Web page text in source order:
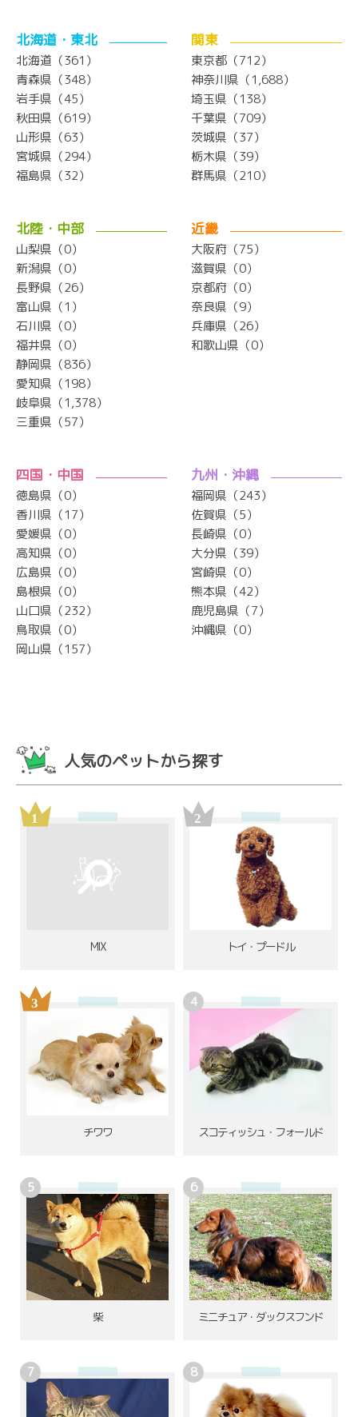
北海道・東北
北海道（361）
青森県（348）
岩手県（45）
秋田県（619）
山形県（63）
宮城県（294）
福島県（32）
関東
東京都（712）
神奈川県（1,688）
埼玉県（138）
千葉県（709）
茨城県（37）
栃木県（39）
群馬県（210）
北陸・中部
山梨県（0）
新潟県（0）
長野県（26）
富山県（1）
石川県（0）
福井県（0）
静岡県（836）
愛知県（198）
岐阜県（1,378）
三重県（57）
近畿
大阪府（75）
滋賀県（0）
京都府（0）
奈良県（9）
兵庫県（26）
和歌山県（0）
四国・中国
徳島県（0）
香川県（17）
愛媛県（0）
高知県（0）
広島県（0）
島根県（0）
山口県（232）
鳥取県（0）
岡山県（157）
九州・沖縄
福岡県（243）
佐賀県（5）
長崎県（0）
大分県（39）
宮崎県（0）
熊本県（42）
鹿児島県（7）
沖縄県（0）
人気のペットから探す
MIX トイ・プードル
チワワ スコティッシュ・フォールド
柴 ミニチュア・ダックスフンド